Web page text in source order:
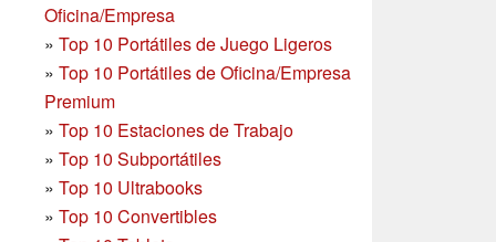
Oficina/Empresa
» Top 10 Portátiles de Juego Ligeros
» Top 10 Portátiles de Oficina/Empresa
Premium
» Top 10 Estaciones de Trabajo
» Top 10 Subportátiles
» Top 10 Ultrabooks
» Top 10 Convertibles